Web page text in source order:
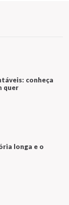
conheça
quer
longa e o